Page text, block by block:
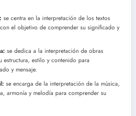
se centra en la interpretación de los textos
el objetivo de comprender su significado y
se dedica a la interpretación de obras
estructura, estilo y contenido para
y mensaje.
se encarga de la interpretación de la música,
armonía y melodía para comprender su